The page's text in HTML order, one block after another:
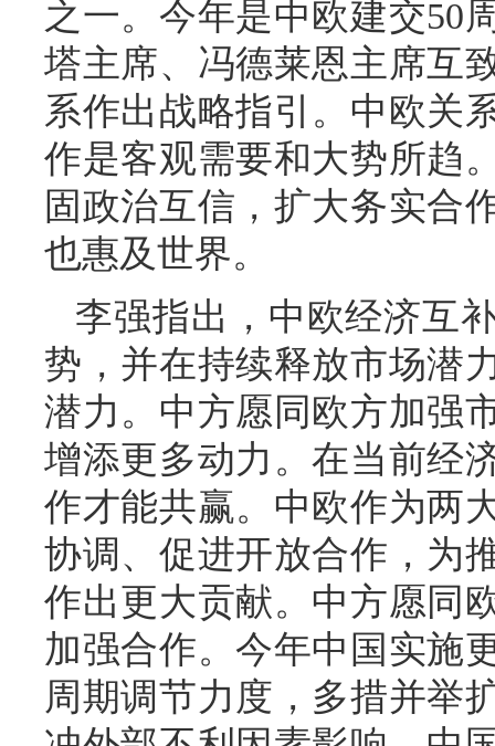
之一。今年是中欧建交50
塔主席、冯德莱恩主席互
系作出战略指引。中欧关
作是客观需要和大势所趋
固政治互信，扩大务实合
也惠及世界。
李强指出，中欧经济互
势，并在持续释放市场潜
潜力。中方愿同欧方加强
增添更多动力。在当前经
作才能共赢。中欧作为两
协调、促进开放合作，为
作出更大贡献。中方愿同
加强合作。今年中国实施
周期调节力度，多措并举